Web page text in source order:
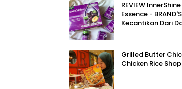
REVIEW
Essence -
Kecantikan Dari
Grilled Butter
Chicken Rice Shop